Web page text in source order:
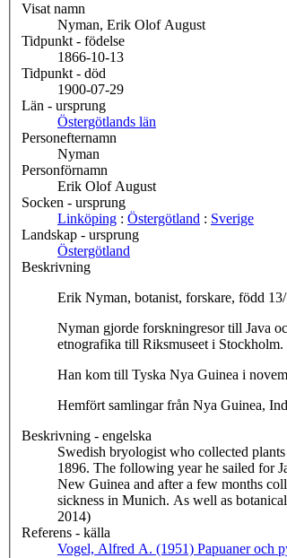
Visat namn
Nyman, Erik Olof August
Tidpunkt - födelse
1866-10-13
Tidpunkt - död
1900-07-29
Län - ursprung
Östergötlands län
Personefternamn
Nyman
Personförnamn
Erik Olof August
Socken - ursprung
Linköping : Östergötland : Sverige
Landskap - ursprung
Östergötland
Beskrivning
Erik Nyman, botanist, forskare, född
Nyman gjorde forskningresor till Java och Nya Guinea. N. var en framstående mossforskare och skickade betydande växtsaml. främst mossor till Uppsala univ. Han sände även en
etnografika till Riksmuseet i
Han kom till Tyska Nya Guinea i
Hemfört samlingar från Nya Guinea,
Beskrivning - engelska
Swedish bryologist who collected
1896. The following year he sailed for
New Guinea and after a few months
sickness in Munich. As well as
2014)
Referens - källa
Vogel, Alfred A. (1951) Papuaner och